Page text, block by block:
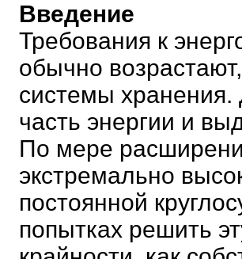
Введение
Требования к
обычно
системы хранения.
часть энергии и
По мере
экстремально
постоянной
попытках решить